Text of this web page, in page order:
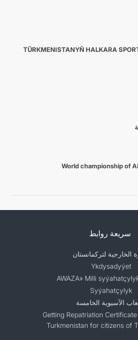
TÜRKMENISTANYŇ HALKARA
World championship of
سريعة روابط
الخارجية لتركمانستان
Ykdysadyýet
Syýahatçylyk
الآسيوية الخامسة
Getting Repatriation
Turkmenistan for citizens of